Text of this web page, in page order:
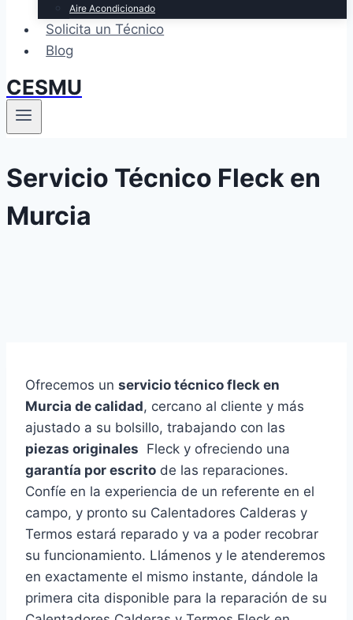
Aire Acondicionado
Solicita un Técnico
Blog
CESMU
Servicio Técnico Fleck en
Murcia
Ofrecemos un servicio técnico fleck en
Murcia de calidad, cercano al cliente y más
ajustado a su bolsillo, trabajando con las
piezas originales Fleck y ofreciendo una
garantía por escrito de las reparaciones.
Confíe en la experiencia de un referente en el
campo, y pronto su Calentadores Calderas y
Termos estará reparado y va a poder recobrar
su funcionamiento. Llámenos y le atenderemos
en exactamente el mismo instante, dándole la
primera cita disponible para la reparación de su